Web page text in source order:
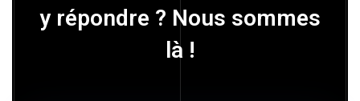
y répondre ? Nous sommes
là !